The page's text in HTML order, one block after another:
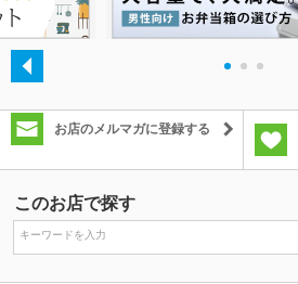
お店のメルマガに登録する
このお店で探す